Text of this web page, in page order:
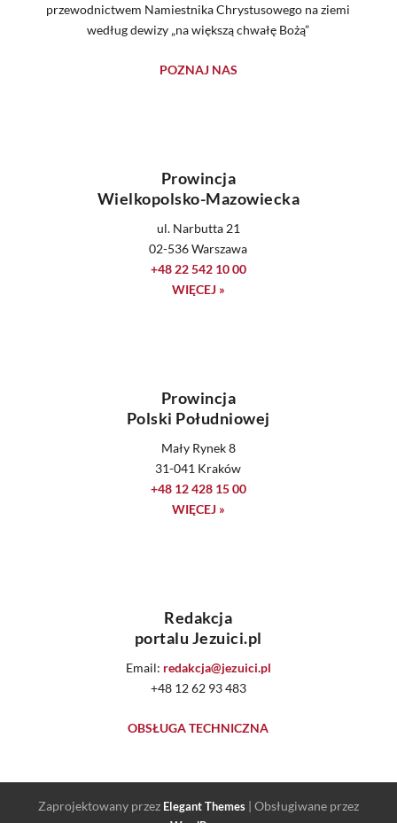
przewodnictwem Namiestnika Chrystusowego na ziemi
według dewizy „na większą chwałę Bożą”
POZNAJ NAS
Prowincja
Wielkopolsko-Mazowiecka
ul. Narbutta 21
02-536 Warszawa
+48 22 542 10 00
WIĘCEJ »
Prowincja
Polski Południowej
Mały Rynek 8
31-041 Kraków
+48 12 428 15 00
WIĘCEJ »
Redakcja
portalu Jezuici.pl
Email: redakcja@jezuici.pl
+48 12 62 93 483
OBSŁUGA TECHNICZNA
Zaprojektowany przez Elegant Themes | Obsługiwane przez